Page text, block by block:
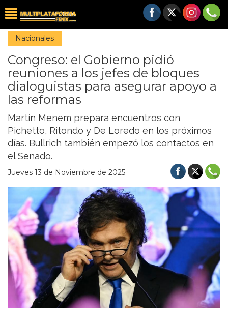
Nacionales
Congreso: el Gobierno pidió
reuniones a los jefes de bloques
dialoguistas para asegurar apoyo a
las reformas
Martín Menem prepara encuentros con
Pichetto, Ritondo y De Loredo en los próximos
días. Bullrich también empezó los contactos en
el Senado.
Jueves 13 de Noviembre de 2025